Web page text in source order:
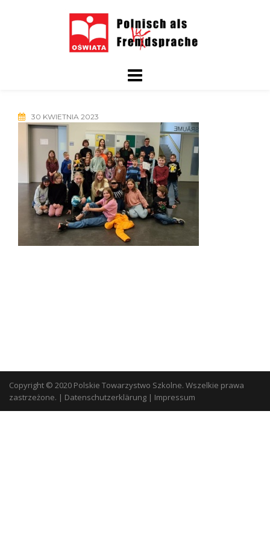
30 KWIETNIA 2023
Copyright © 2020 Polskie Towarzystwo Szkolne. Wszelkie prawa
zastrzeżone. | Datenschutzerklärung | Impressum